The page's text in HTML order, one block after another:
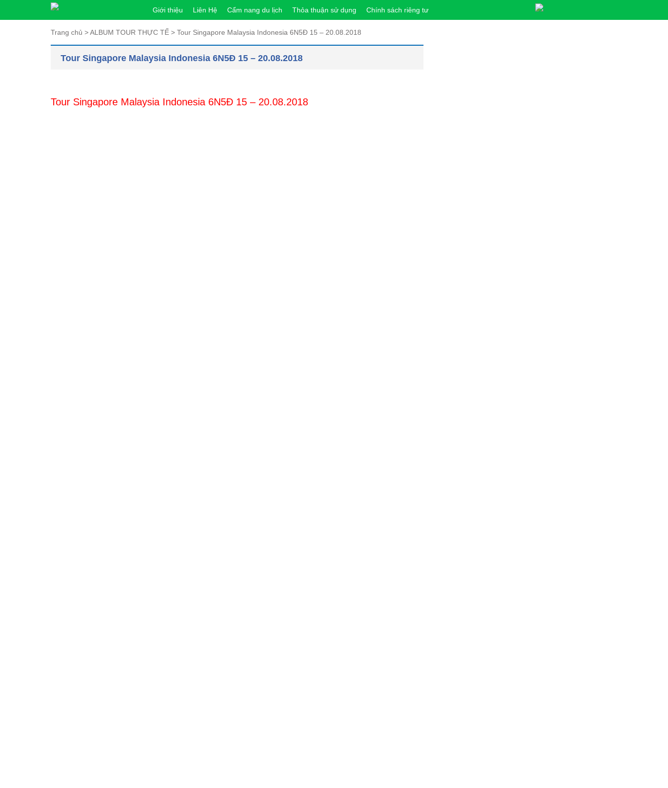
Giới thiệu Liên Hệ Cẩm nang du lịch Thỏa thuận sử dụng Chính sách riêng tư
Trang chủ >ALBUM TOUR THỰC TẾ > Tour Singapore Malaysia Indonesia 6N5Đ 15 – 20.08.2018
Tour Singapore Malaysia Indonesia 6N5Đ 15 – 20.08.2018
Tour Singapore Malaysia Indonesia 6N5Đ 15 – 20.08.2018